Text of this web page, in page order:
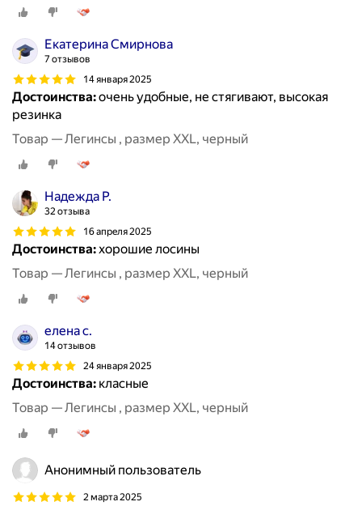
Екатерина Смирнова
7 отзывов
14 января 2025
Достоинства:очень удобные, не стягивают, высокая
резинка
Товар — Легинсы , размер XXL, черный
Надежда Р.
32 отзыва
16 апреля 2025
Достоинства:хорошие лосины
Товар — Легинсы , размер XXL, черный
елена с.
14 отзывов
24 января 2025
Достоинства: класные
Товар — Легинсы , размер XXL, черный
Анонимный пользователь
2 марта 2025